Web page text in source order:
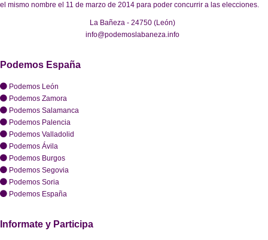
el mismo nombre el 11 de marzo de 2014 para poder concurrir a las elecciones.
La Bañeza - 24750 (León)
info@podemoslabaneza.info
Podemos España
Podemos León
Podemos Zamora
Podemos Salamanca
Podemos Palencia
Podemos Valladolid
Podemos Ávila
Podemos Burgos
Podemos Segovia
Podemos Soria
Podemos España
Informate y Participa